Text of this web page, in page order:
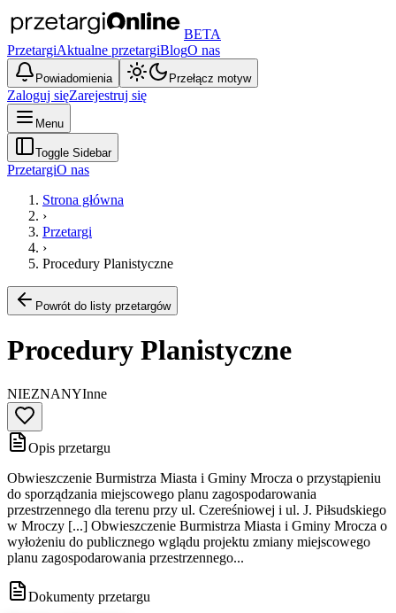
BETA
PrzetargiAktualne przetargiBlogO nas
Powiadomienia Przełącz motyw
Zaloguj sięZarejestruj się
Menu
Toggle Sidebar
PrzetargiO nas
Strona główna
›
Przetargi
›
Procedury Planistyczne
Powrót do listy przetargów
Procedury Planistyczne
NIEZNANYInne
Opis przetargu
Obwieszczenie Burmistrza Miasta i Gminy Mrocza o przystąpieniu
do sporządzania miejscowego planu zagospodarowania
przestrzennego dla terenu przy ul. Czereśniowej i ul. J. Piłsudskiego
w Mroczy [...] Obwieszczenie Burmistrza Miasta i Gminy Mrocza o
wyłożeniu do publicznego wglądu projektu zmiany miejscowego
planu zagospodarowania przestrzennego...
Dokumenty przetargu